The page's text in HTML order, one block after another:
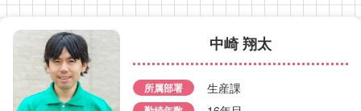
中崎 翔太
所属部署 生産課
袴塚 友
所属部署